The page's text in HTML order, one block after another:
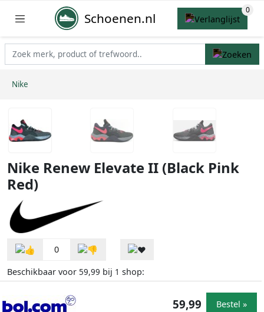
Schoenen.nl
Nike
Nike Renew Elevate II (Black Pink
Red)
0
Beschikbaar voor 59,99 bij 1 shop:
59,99 Bestel »